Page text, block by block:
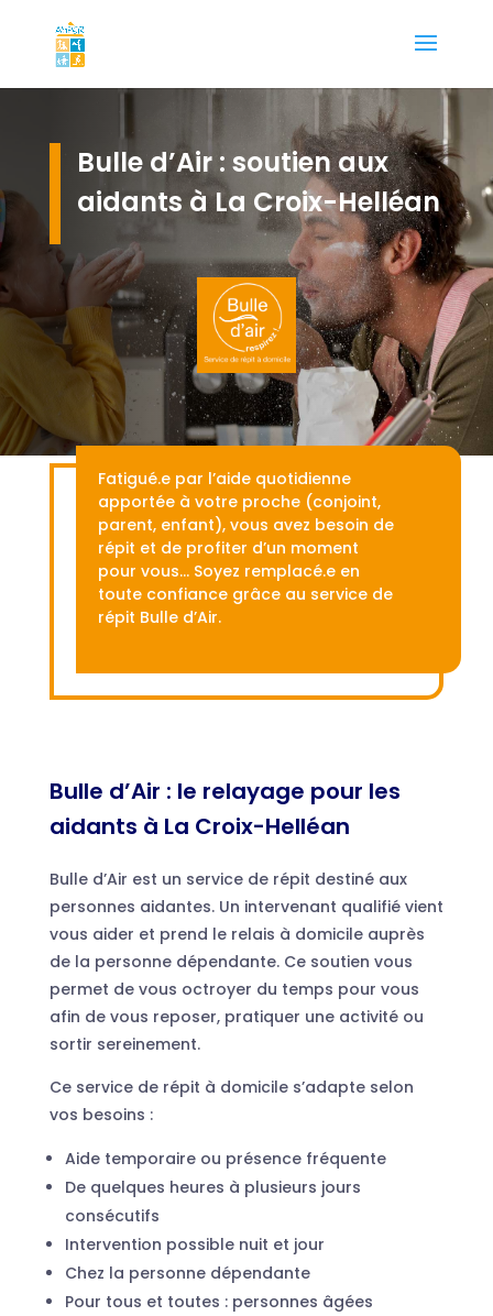
Bulle d’Air : soutien aux
aidants à La Croix-Helléan
Fatigué.e par l’aide quotidienne
apportée à votre proche (conjoint,
parent, enfant), vous avez besoin de
répit et de profiter d’un moment
pour vous… Soyez remplacé.e en
toute confiance grâce au service de
répit Bulle d’Air.
Bulle d’Air : le relayage pour les
aidants à La Croix-Helléan
Bulle d’Air est un service de répit destiné aux
personnes aidantes. Un intervenant qualifié vient
vous aider et prend le relais à domicile auprès
de la personne dépendante. Ce soutien vous
permet de vous octroyer du temps pour vous
afin de vous reposer, pratiquer une activité ou
sortir sereinement.
Ce service de répit à domicile s’adapte selon
vos besoins :
Aide temporaire ou présence fréquente
De quelques heures à plusieurs jours
consécutifs
Intervention possible nuit et jour
Chez la personne dépendante
Pour tous et toutes : personnes âgées